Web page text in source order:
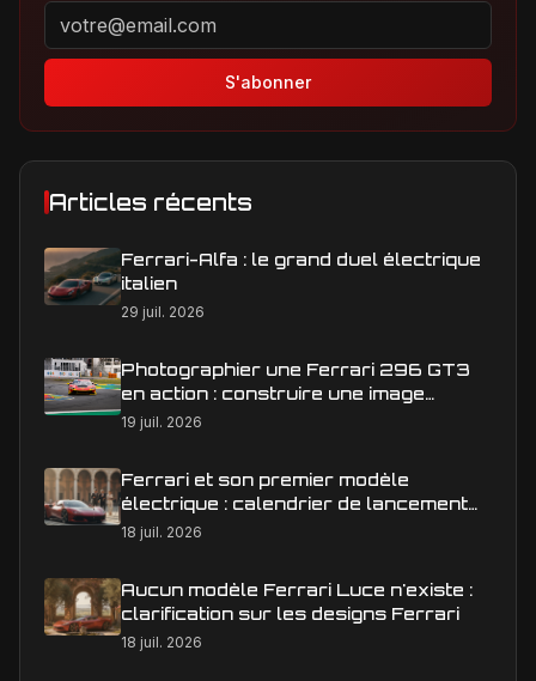
Adresse email pour la newsletter
S'abonner
Articles récents
Ferrari-Alfa : le grand duel électrique
italien
29 juil. 2026
Photographier une Ferrari 296 GT3
en action : construire une image
éditoriale qui raconte la course
19 juil. 2026
Ferrari et son premier modèle
électrique : calendrier de lancement
en Europe
18 juil. 2026
Aucun modèle Ferrari Luce n'existe :
clarification sur les designs Ferrari
18 juil. 2026